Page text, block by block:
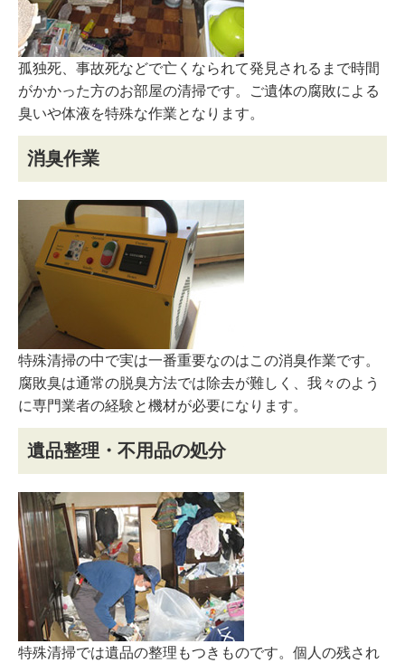
孤独死、事故死などで亡くなられて発見されるまで時間
がかかった方のお部屋の清掃です。ご遺体の腐敗による
臭いや体液を特殊な作業となります。
消臭作業
特殊清掃の中で実は一番重要なのはこの消臭作業です。
腐敗臭は通常の脱臭方法では除去が難しく、我々のよう
に専門業者の経験と機材が必要になります。
遺品整理・不用品の処分
特殊清掃では遺品の整理もつきものです。個人の残され